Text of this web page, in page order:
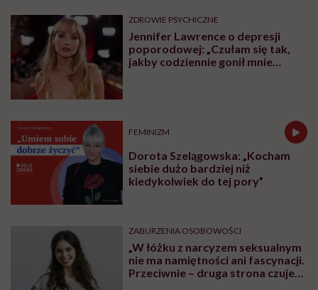
ZDROWIE PSYCHICZNE
Jennifer Lawrence o depresji
poporodowej: „Czułam się tak,
jakby codziennie gonił mnie
FEMINIZM
Dorota Szelągowska: „Kocham
siebie dużo bardziej niż
kiedykolwiek do tej pory”
ZABURZENIA OSOBOWOŚCI
„W łóżku z narcyzem seksualnym
nie ma namiętności ani fascynacji.
Przeciwnie – druga strona czuje